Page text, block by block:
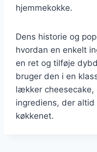
hjemmekokke.
Dens historie og
hvordan en enkelt
en ret og tilføje
bruger den i en
lækker cheesecake,
ingrediens, der
køkkenet.